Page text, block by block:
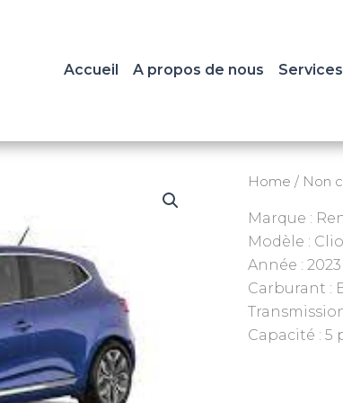
Accueil A propos de nous Services
Home / Non
Marque :
Modèle :
Année : 2023
Carburant :
Capacité : 5